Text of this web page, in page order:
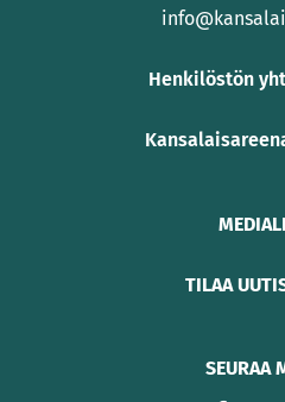
Henkilöstön
TILAA
SEURAA